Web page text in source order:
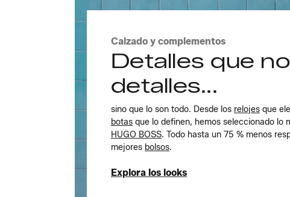
Calzado y complementos
Detalles que
detalles...
sino que lo son todo. Desde los relojes que
botas que lo definen, hemos seleccionado lo
HUGO BOSS. Todo hasta un 75 % menos
mejores bolsos.
Explora los looks